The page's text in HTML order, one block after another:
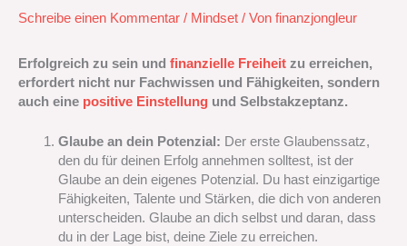
Schreibe einen Kommentar / Mindset / Von finanzjongleur
Erfolgreich zu sein und finanzielle Freiheit zu erreichen,
erfordert nicht nur Fachwissen und Fähigkeiten, sondern
auch eine positive Einstellung und Selbstakzeptanz.
Glaube an dein Potenzial: Der erste Glaubenssatz,
den du für deinen Erfolg annehmen solltest, ist der
Glaube an dein eigenes Potenzial. Du hast einzigartige
Fähigkeiten, Talente und Stärken, die dich von anderen
unterscheiden. Glaube an dich selbst und daran, dass
du in der Lage bist, deine Ziele zu erreichen.